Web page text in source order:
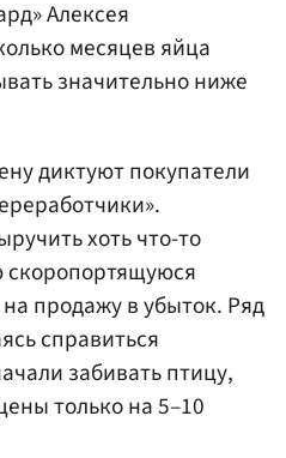
Алексея
месяцев яйца
значительно ниже
диктуют покупатели
хоть что-то
скоропортящуюся
продажу в убыток. Ряд
справиться
забивать птицу,
только на 5–10